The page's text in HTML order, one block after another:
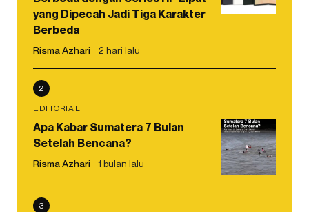
yang Dipecah Jadi Tiga Karakter
Berbeda
Risma Azhari 2 hari lalu
2
EDITORIAL
Apa Kabar Sumatera 7 Bulan
Setelah Bencana?
Risma Azhari 1 bulan lalu
3